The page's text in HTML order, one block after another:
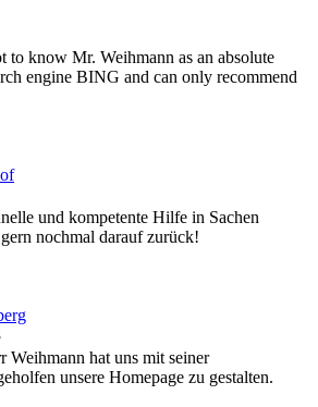
to know Mr. Weihmann as an absolute
engine BING and can only recommend
und kompetente Hilfe in Sachen
nochmal darauf zurück!
Weihmann hat uns mit seiner
unsere Homepage zu gestalten.